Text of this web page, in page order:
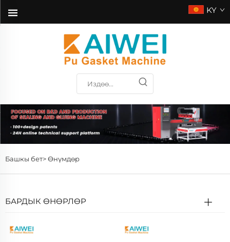
KY
Башкы бет>Өнүмдөр
БАРДЫК ӨНӨРЛӨР